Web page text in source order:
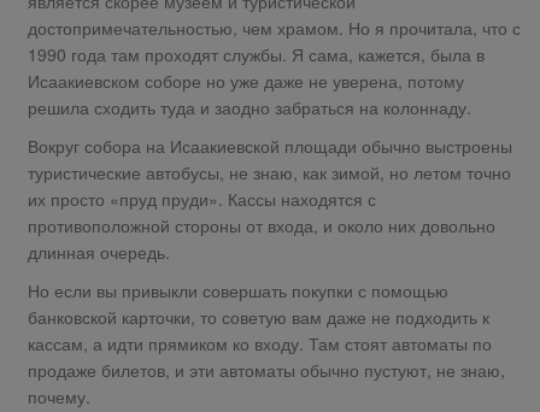
достопримечательностью, чем храмом. Но я прочитала, что с
1990 года там проходят службы. Я сама, кажется, была в
Исаакиевском соборе но уже даже не уверена, потому
решила сходить туда и заодно забраться на колоннаду.
Вокруг собора на Исаакиевской площади обычно выстроены
туристические автобусы, не знаю, как зимой, но летом точно
их просто «пруд пруди». Кассы находятся с
противоположной стороны от входа, и около них довольно
длинная очередь.
Но если вы привыкли совершать покупки с помощью
банковской карточки, то советую вам даже не подходить к
кассам, а идти прямиком ко входу. Там стоят автоматы по
продаже билетов, и эти автоматы обычно пустуют, не знаю,
почему.